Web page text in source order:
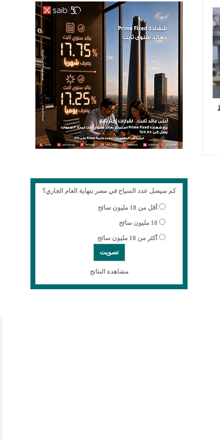
كم سيصل عدد السياح في مصر بنهاية العام الجاري؟
أقل من 18 مليون سائح
18 مليون سائح
أكثر من 18 مليون سائح
مشاهدة النتائج